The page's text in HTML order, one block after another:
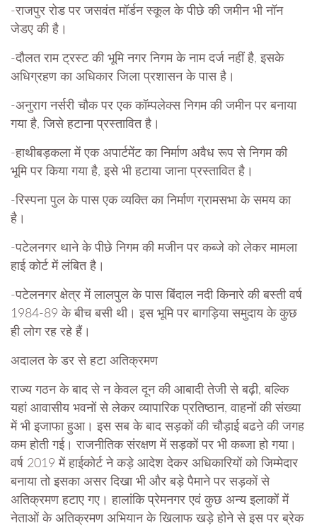
-राजपुर रोड पर जसवंत मॉर्डन स्कूल के पीछे की जमीन भी नॉन
जेडए की है।
-दौलत राम ट्रस्ट की भूमि नगर निगम के नाम दर्ज नहीं है, इसके
अधिग्रहण का अधिकार जिला प्रशासन के पास है।
-अनुराग नर्सरी चौक पर एक कॉम्पलेक्स निगम की जमीन पर बनाया
गया है, जिसे हटाना प्रस्तावित है।
-हाथीबड़कला में एक अपार्टमेंट का निर्माण अवैध रूप से निगम की
भूमि पर किया गया है, इसे भी हटाया जाना प्रस्तावित है।
-रिस्पना पुल के पास एक व्यक्ति का निर्माण ग्रामसभा के समय का
है।
-पटेलनगर थाने के पीछे निगम की मजीन पर कब्जे को लेकर मामला
हाई कोर्ट में लंबित है।
-पटेलनगर क्षेत्र में लालपुल के पास बिंदाल नदी किनारे की बस्ती वर्ष
1984-89 के बीच बसी थी। इस भूमि पर बागड़िया समुदाय के कुछ
ही लोग रह रहे हैं।
अदालत के डर से हटा अतिक्रमण
राज्य गठन के बाद से न केवल दून की आबादी तेजी से बढ़ी, बल्कि
यहां आवासीय भवनों से लेकर व्यापारिक प्रतिष्ठान, वाहनों की संख्या
में भी इजाफा हुआ। इस सब के बाद सड़कों की चौड़ाई बढऩे की जगह
कम होती गई। राजनीतिक संरक्षण में सड़कों पर भी कब्जा हो गया।
वर्ष 2019 में हाईकोर्ट ने कड़े आदेश देकर अधिकारियों को जिम्मेदार
बनाया तो इसका असर दिखा भी और बड़े पैमाने पर सड़कों से
अतिक्रमण हटाए गए। हालांकि प्रेमनगर एवं कुछ अन्य इलाकों में
नेताओं के अतिक्रमण अभियान के खिलाफ खड़े होने से इस पर ब्रेक